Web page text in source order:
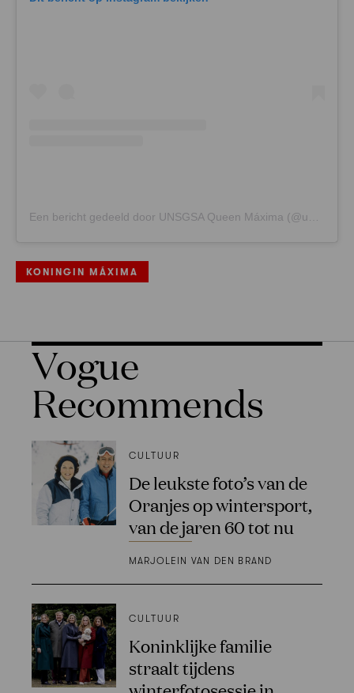
Een bericht gedeeld door UNSGSA Queen Máxima (@unsgsa)
KONINGIN MÁXIMA
Vogue
Recommends
CULTUUR
De leukste foto’s van de
Oranjes op wintersport,
van de jaren 60 tot nu
MARJOLEIN VAN DEN BRAND
CULTUUR
Koninklijke familie
straalt tijdens